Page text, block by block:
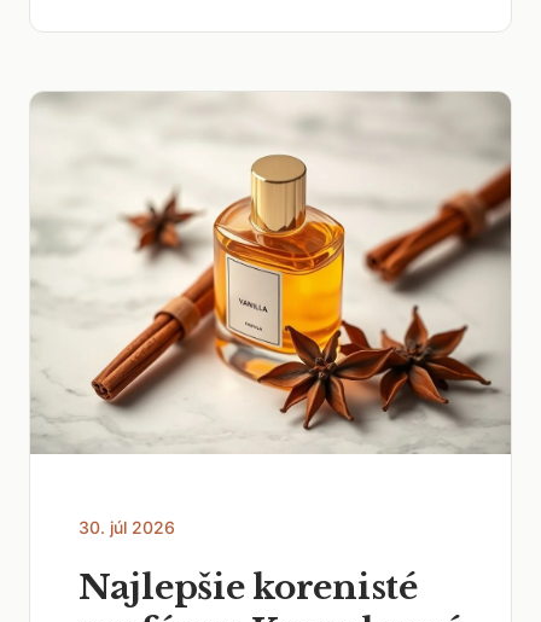
30. júl 2026
Najlepšie korenisté